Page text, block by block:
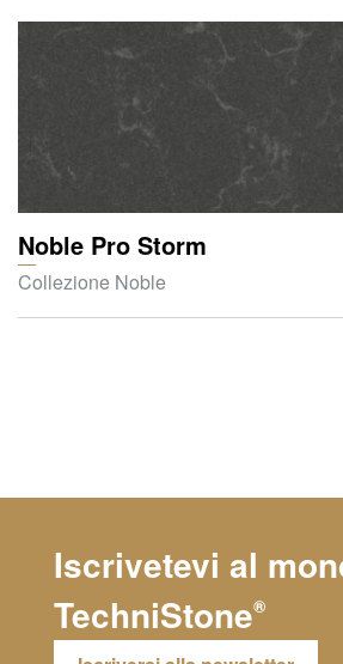
Noble Pro Storm
Collezione Noble
Iscrivetevi al
TechniStone®